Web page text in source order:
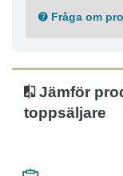
Fråga om
Jämför
toppsäljare